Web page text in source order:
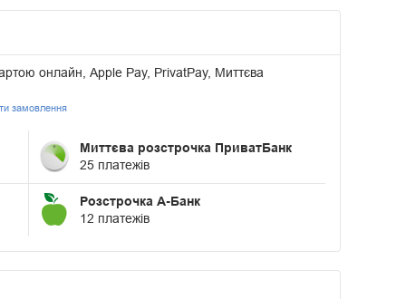
онлайн, Apple Pay, PrivatPay, Миттєва
замовлення
Миттєва розстрочка ПриватБанк
25 платежів
Розстрочка А-Банк
12 платежів